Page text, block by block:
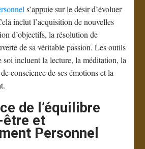
s’appuie sur le désir d’évoluer
inclut l’acquisition de nouvelles
d’objectifs, la résolution de
de sa véritable passion. Les outils
soi incluent la lecture, la méditation, la
conscience de ses émotions et la
de l’équilibre
être et
Personnel